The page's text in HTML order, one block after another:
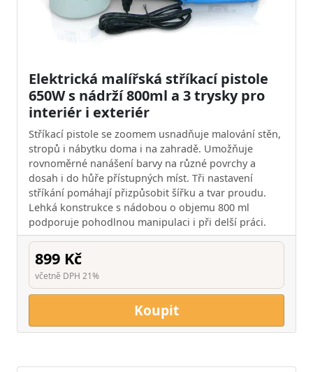
Elektrická malířská stříkací pistole
650W s nádrží 800ml a 3 trysky pro
interiér i exteriér
Stříkací pistole se zoomem usnadňuje malování stěn,
stropů i nábytku doma i na zahradě. Umožňuje
rovnoměrné nanášení barvy na různé povrchy a
dosah i do hůře přístupných míst. Tři nastavení
stříkání pomáhají přizpůsobit šířku a tvar proudu.
Lehká konstrukce s nádobou o objemu 800 ml
podporuje pohodlnou manipulaci i při delší práci.
899 Kč
včetně DPH 21%
Koupit